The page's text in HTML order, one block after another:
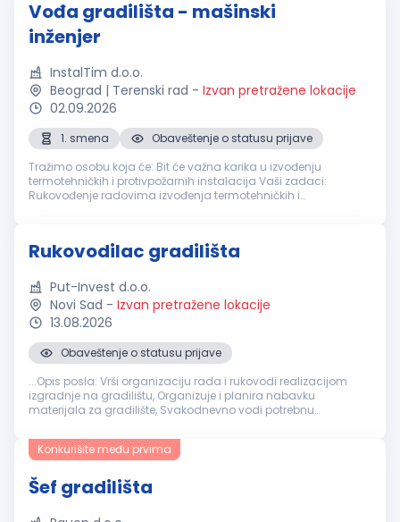
Vođa gradilišta - mašinski
inženjer
InstalTim d.o.o.
Beograd | Terenski rad - Izvan pretražene lokacije
02.09.2026
1. smena
Obaveštenje o statusu prijave
Tražimo osobu koja će: Bit će važna karika u izvođenju
termotehničkih i protivpožarnih instalacija Vaši zadaci:
Rukovođenje radovima izvođenja termotehničkih i
Rukovodilac gradilišta
Put-Invest d.o.o.
Novi Sad - Izvan pretražene lokacije
13.08.2026
Obaveštenje o statusu prijave
...Opis posla: Vrši organizaciju rada i rukovodi realizacijom
izgradnje na gradilištu, Organizuje i planira nabavku
materijala za gradilište, Svakodnevno vodi potrebnu
investitorima i nadzornim...
Konkurišite među prvima
Šef gradilišta